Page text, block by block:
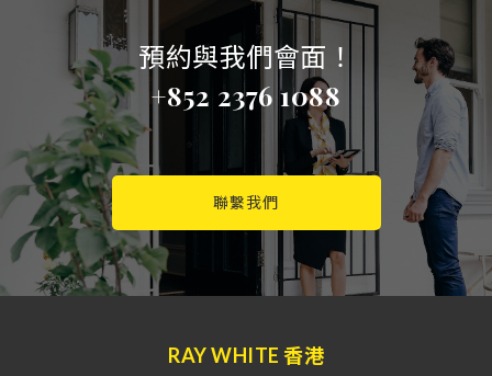
預約與我們會面！
+852 2376 1088
聯繫我們
RAY WHITE 香港